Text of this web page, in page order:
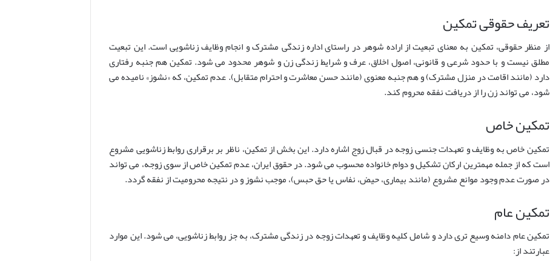
تعریف حقوقی تمکین
از منظر حقوقی، تمکین به معنای تبعیت از اراده شوهر در راستای اداره زندگی مشترک و انجام وظایف زناشویی است. این تبعیت
مطلق نیست و با حدود شرعی و قانونی، اصول اخلاق، عرف و شرایط زندگی زن و شوهر محدود می شود. تمکین هم جنبه رفتاری
دارد (مانند اقامت در منزل مشترک) و هم جنبه معنوی (مانند حسن معاشرت و احترام متقابل). عدم تمکین، که «نشوز» نامیده می
شود، می تواند زن را از دریافت نفقه محروم کند.
تمکین خاص
تمکین خاص به وظایف و تعهدات جنسی زوجه در قبال زوج اشاره دارد. این بخش از تمکین، ناظر بر برقراری روابط زناشویی مشروع
است که از جمله مهمترین ارکان تشکیل و دوام خانواده محسوب می شود. در حقوق ایران، عدم تمکین خاص از سوی زوجه، می تواند
در صورت عدم وجود موانع مشروع (مانند بیماری، حیض، نفاس یا حق حبس)، موجب نشوز و در نتیجه محرومیت از نفقه گردد.
تمکین عام
تمکین عام دامنه وسیع تری دارد و شامل کلیه وظایف و تعهدات زوجه در زندگی مشترک، به جز روابط زناشویی، می شود. این موارد
عبارتند از: